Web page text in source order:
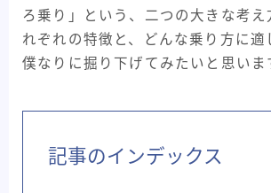
コンポーネント ステム セライ
バイクメーカー紹介記事 パーツメーカ
ピスト・トラックバイク フレームバ
自転車バッグ系
ろ乗り」という、二つの大きな考え
れぞれの特徴と、どんな乗り方に適
僕なりに掘り下げてみたいと思いま
記事のインデックス